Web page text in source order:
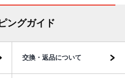
ングガイド
交換・返品について